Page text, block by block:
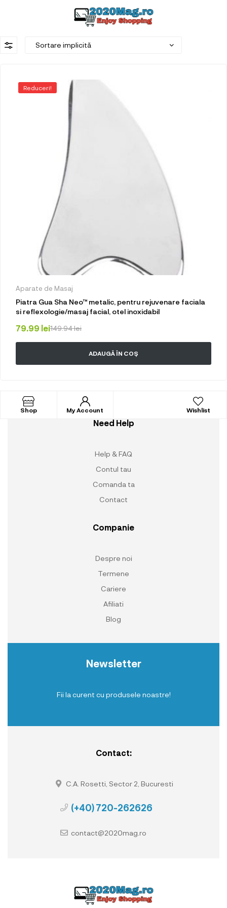
Reduceri!
Aparate de Masaj
Piatra Gua Sha Neo™ metalic, pentru rejuvenare faciala
si reflexologie/masaj facial, otel inoxidabil
149.94lei
79.99 lei
ADAUGĂ ÎN COȘ
Shop My Account Wishlist
Need Help
Help & FAQ
Contul tau
Comanda ta
Contact
Companie
Despre noi
Termene
Cariere
Afiliati
Blog
Newsletter
Fii la curent cu produsele noastre!
Contact:
C.A. Rosetti, Sector 2, Bucuresti
(+40) 720-262626
contact@2020mag.ro